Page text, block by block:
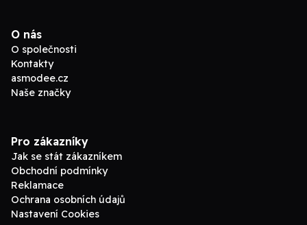
O nás
O společnosti
Kontakty
asmodee.cz
Naše značky
Pro zákazníky
Jak se stát zákazníkem
Obchodní podmínky
Reklamace
Ochrana osobních údajů
Nastavení Cookies